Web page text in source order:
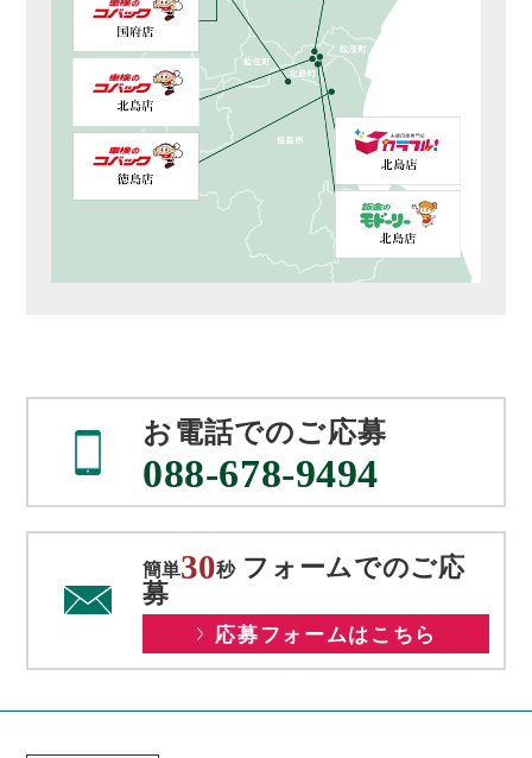
お電話でのご応募
088-678-9494
簡単30秒 フォームでのご応
募
応募フォームはこちら